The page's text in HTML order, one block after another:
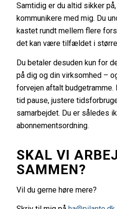
Samtidig er du altid sikker
kommunikere med mig. Du
kastet rundt mellem flere
det kan være tilfældet i større
Du betaler desuden kun for
på dig og din virksomhed –
forvejen aftalt budgetramme.
tid pause, justere
samarbejdet. Du er således
abonnementsordning.
SKAL VI
SAMMEN?
Vil du gerne høre mere?